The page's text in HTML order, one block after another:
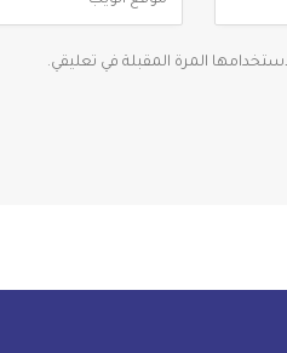
المرة المقبلة في تعليقي.